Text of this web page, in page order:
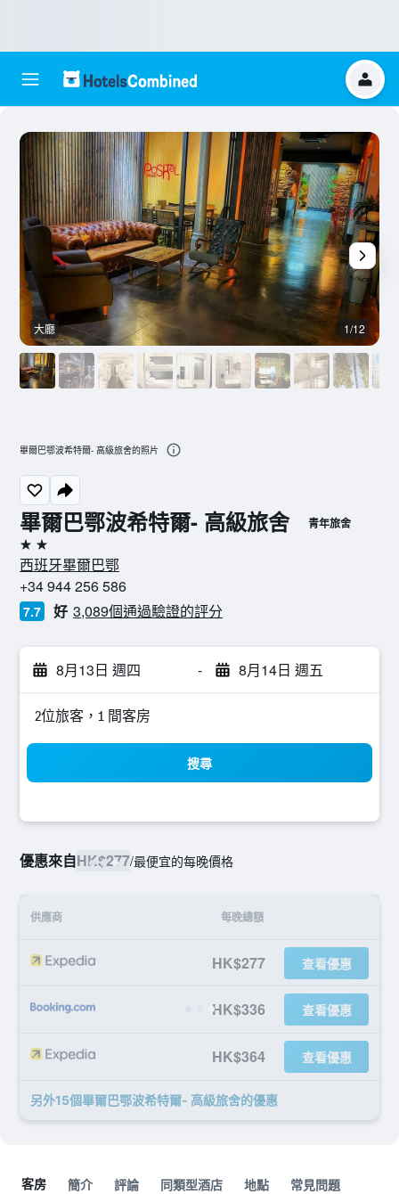
畢爾巴鄂波希特爾- 高級旅舍 青年旅舍
2星級
西班牙畢爾巴鄂
+34 944 256 586
7.7 好 3,089個通過驗證的評分
8月13日 週四 - 8月14日 週五
2位旅客，1 間客房
搜尋
優惠來自HK$277/最便宜的每晚價格
供應商 每晚總額
HK$277 查看優惠
HK$336 查看優惠
HK$364 查看優惠
另外15個畢爾巴鄂波希特爾- 高級旅舍​的優惠
大廳 1/12
畢爾巴鄂波希特爾- 高級旅舍的照片
客房 簡介 評論 同類型酒店 地點 常見問題